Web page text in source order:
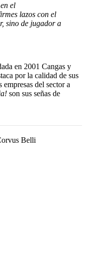
el
lazos con el
sino de jugador a
en 2001 Cangas y
por la calidad de sus
del sector a
son sus señas de
Belli